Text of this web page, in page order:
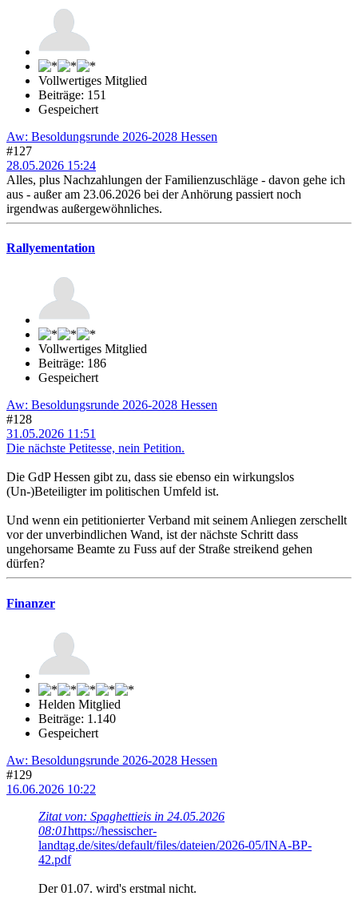
Vollwertiges Mitglied
Beiträge: 151
Gespeichert
Aw: Besoldungsrunde 2026-2028 Hessen
#127
28.05.2026 15:24
Alles, plus Nachzahlungen der Familienzuschläge - davon gehe ich
aus - außer am 23.06.2026 bei der Anhörung passiert noch
irgendwas außergewöhnliches.
Rallyementation
Vollwertiges Mitglied
Beiträge: 186
Gespeichert
Aw: Besoldungsrunde 2026-2028 Hessen
#128
31.05.2026 11:51
Die nächste Petitesse, nein Petition.
Die GdP Hessen gibt zu, dass sie ebenso ein wirkungslos
(Un-)Beteiligter im politischen Umfeld ist.
Und wenn ein petitionierter Verband mit seinem Anliegen zerschellt
vor der unverbindlichen Wand, ist der nächste Schritt dass
ungehorsame Beamte zu Fuss auf der Straße streikend gehen
dürfen?
Finanzer
Helden Mitglied
Beiträge: 1.140
Gespeichert
Aw: Besoldungsrunde 2026-2028 Hessen
#129
16.06.2026 10:22
Zitat von: Spaghettieis in 24.05.2026
08:01https://hessischer-
landtag.de/sites/default/files/dateien/2026-05/INA-BP-
42.pdf
Der 01.07. wird's erstmal nicht.